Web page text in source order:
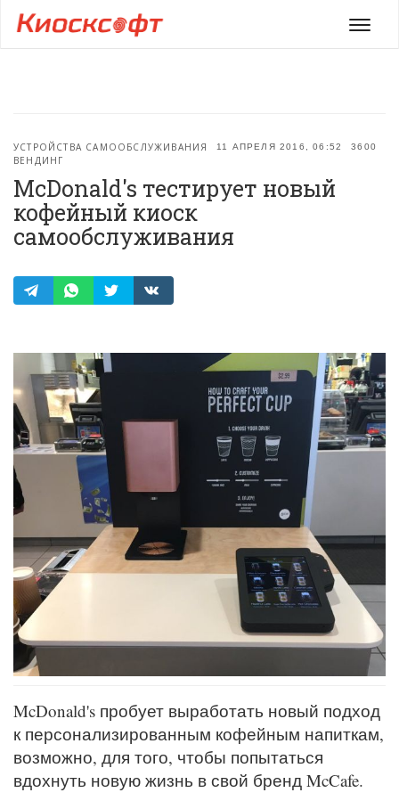
Меню
11 АПРЕЛЯ 2016, 06:52 3600
УСТРОЙСТВА САМООБСЛУЖИВАНИЯ
ВЕНДИНГ
McDonald's тестирует новый
кофейный киоск
самообслуживания
McDonald's пробует выработать новый подход
к персонализированным кофейным напиткам,
возможно, для того, чтобы попытаться
вдохнуть новую жизнь в свой бренд McCafe.